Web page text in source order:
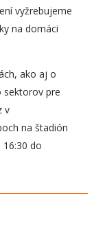
vyžrebujeme
na domáci
ako aj o
sektorov pre
v
na štadión
do